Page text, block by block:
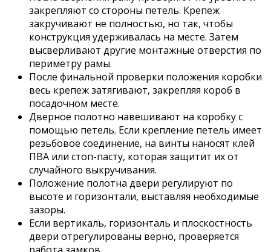
закрепляют со стороны петель. Крепеж
закручивают не полностью, но так, чтобы
конструкция удерживалась на месте. Затем
высверливают другие монтажные отверстия по
периметру рамы.
После финальной проверки положения коробки
весь крепеж затягивают, закрепляя короб в
посадочном месте.
Дверное полотно навешивают на коробку с
помощью петель. Если крепление петель имеет
резьбовое соединение, на винты наносят клей
ПВА или стоп-пасту, которая защитит их от
случайного выкручивания.
Положение полотна двери регулируют по
высоте и горизонтали, выставляя необходимые
зазоры.
Если вертикаль, горизонталь и плоскостность
двери отрегулированы верно, проверяется